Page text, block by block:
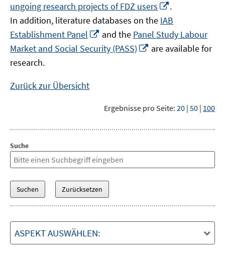
ungoing research projects of FDZ users
neuem
Fenster
öffnen
.
In addition, literature databases on the IAB
Establishment Panel
In
neuem
Fenster
and the Panel Study Labour
Market and Social Security (PASS)
In
are available for
research.
Zurück zur Übersicht
Ergebnisse pro Seite: 20 | 50 | 100
Suche
ASPEKT AUSWÄHLEN: